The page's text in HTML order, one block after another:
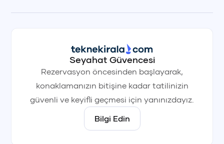
Seyahat Güvencesi
Rezervasyon öncesinden başlayarak,
konaklamanızın bitişine kadar tatilinizin
güvenli ve keyifli geçmesi için yanınızdayız.
Bilgi Edin